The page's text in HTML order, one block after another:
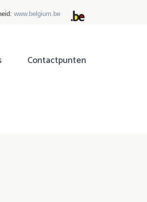
www.belgium.be
Contactpunten